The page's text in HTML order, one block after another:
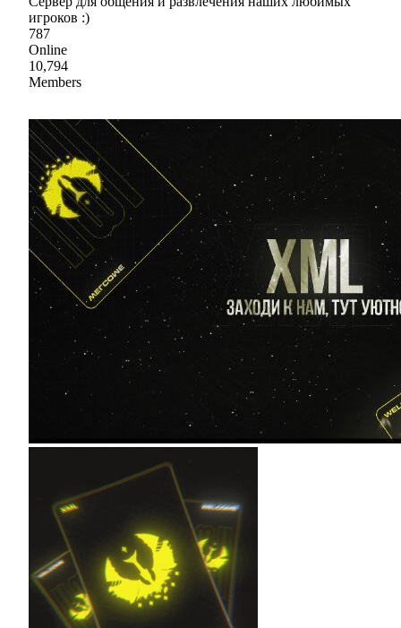
игроков :)
787
Online
10,794
Members